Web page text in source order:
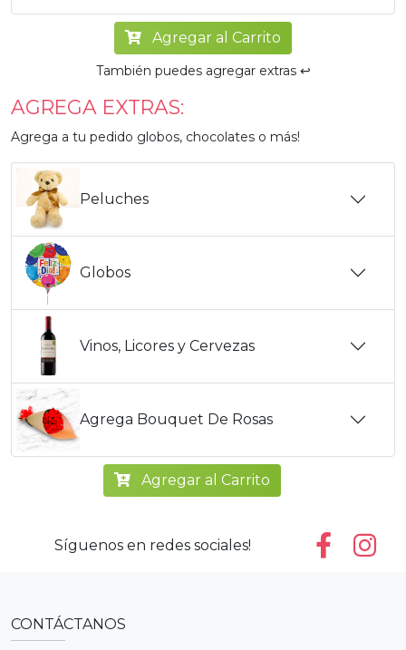
Agregar al Carrito
También puedes agregar extras ↩️
AGREGA EXTRAS:
Agrega a tu pedido globos, chocolates o más!
Peluches
Globos
Vinos, Licores y Cervezas
Agrega Bouquet De Rosas
Agregar al Carrito
Síguenos en redes sociales!
CONTÁCTANOS